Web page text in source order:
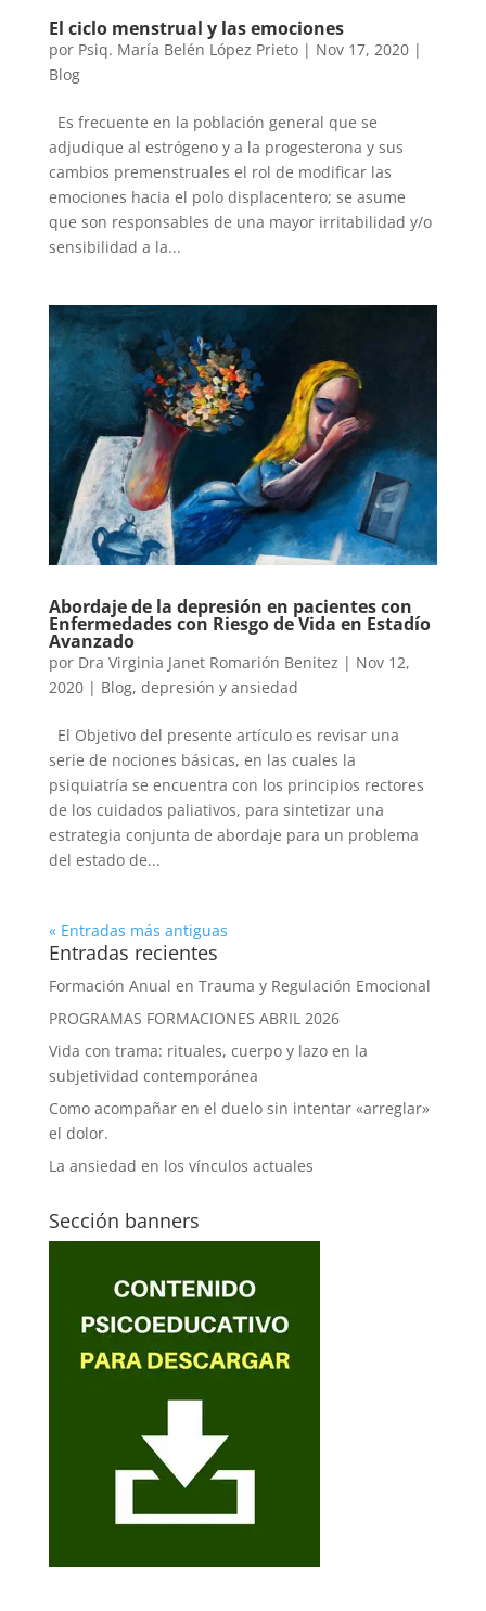
El ciclo menstrual y las emociones
por Psiq. María Belén López Prieto| Nov 17, 2020|
Blog
Es frecuente en la población general que se
adjudique al estrógeno y a la progesterona y sus
cambios premenstruales el rol de modificar las
emociones hacia el polo displacentero; se asume
que son responsables de una mayor irritabilidad y/o
sensibilidad a la...
Abordaje de la depresión en pacientes con
Enfermedades con Riesgo de Vida en Estadío
Avanzado
por Dra Virginia Janet Romarión Benitez | Nov 12,
2020| Blog, depresión y ansiedad
El Objetivo del presente artículo es revisar una
serie de nociones básicas, en las cuales la
psiquiatría se encuentra con los principios rectores
de los cuidados paliativos, para sintetizar una
estrategia conjunta de abordaje para un problema
del estado de...
« Entradas más antiguas
Entradas recientes
Formación Anual en Trauma y Regulación Emocional
PROGRAMAS FORMACIONES ABRIL 2026
Vida con trama: rituales, cuerpo y lazo en la
subjetividad contemporánea
Como acompañar en el duelo sin intentar «arreglar»
el dolor.
La ansiedad en los vínculos actuales
Sección banners